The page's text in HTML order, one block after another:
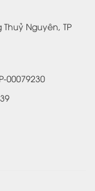
Nguyên, TP
00079230